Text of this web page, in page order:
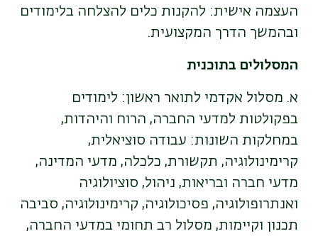
העצמה אישית: להקנות כלים להצלחה בלימודים
ובהמשך הדרך המקצועית.
המסלולים בתוכנית
א. מסלול אקדמי לתואר ראשון: לימודים
בפקולטות למדעי החברה, הרוח והיהדות,
במחלקות השונות: עבודה סוציאלית,
קרימינולוגיה, תקשורת, כלכלה, מדעי המדינה,
מדעי חברה ובריאות, ניהול, סוציולוגיה
ואנתרופולוגיה, פסיכולוגיה, קרימינולוגיה, סביבה
תכנון וקיימות, מסלול רב תחומי במדעי החברה,